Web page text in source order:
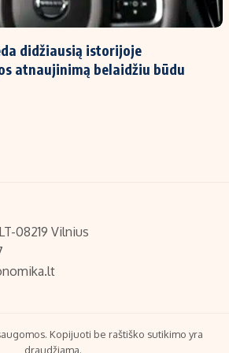
Titulinis
Nedarbo išmokos skaičiuoklė
didžiausią istorijoje
atnaujinimą belaidžiu būdu
08219 Vilnius
Kopijuoti be raštiško sutikimo yra
draudžiama.